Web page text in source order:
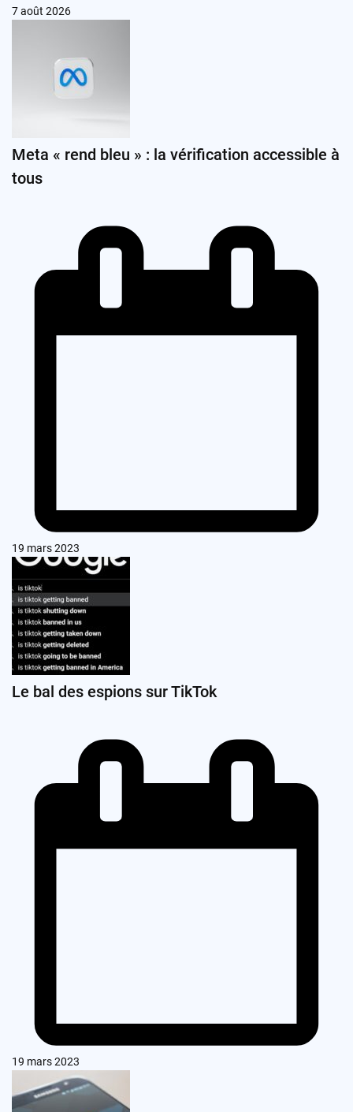
7 août 2026
Meta « rend bleu » : la vérification accessible à
tous
19 mars 2023
Le bal des espions sur TikTok
19 mars 2023